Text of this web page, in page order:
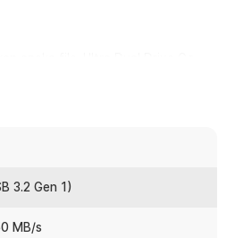
kompatibel dengan aneka
dengan produk SanDisk.
Anda untuk
3.2 Gen 1)
MB/s